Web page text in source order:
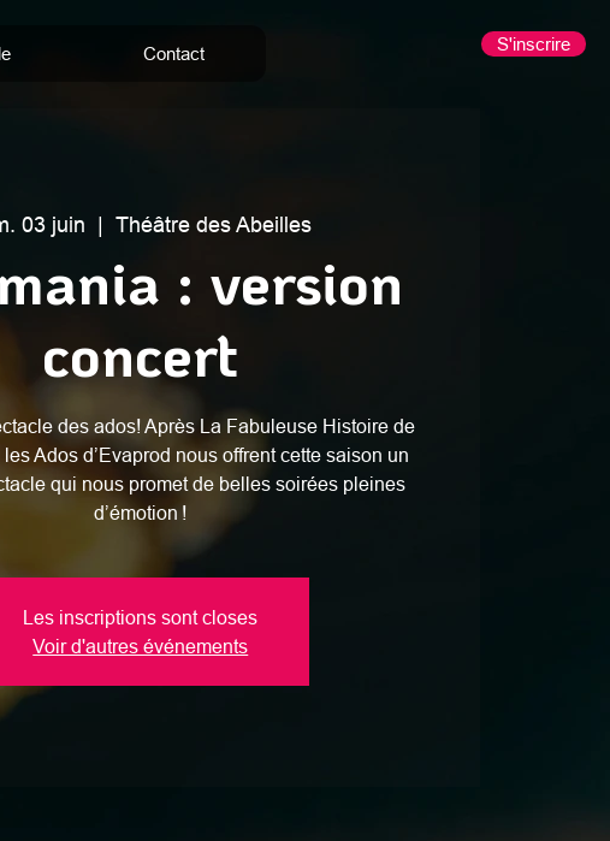
S'inscrire
Contact
03 juin
  |
Théâtre des Abeilles
: version
concert
des ados! Après La Fabuleuse Histoire de
Ados d’Evaprod nous offrent cette saison un
qui nous promet de belles soirées pleines
d’émotion !
Les inscriptions sont closes
Voir d'autres événements